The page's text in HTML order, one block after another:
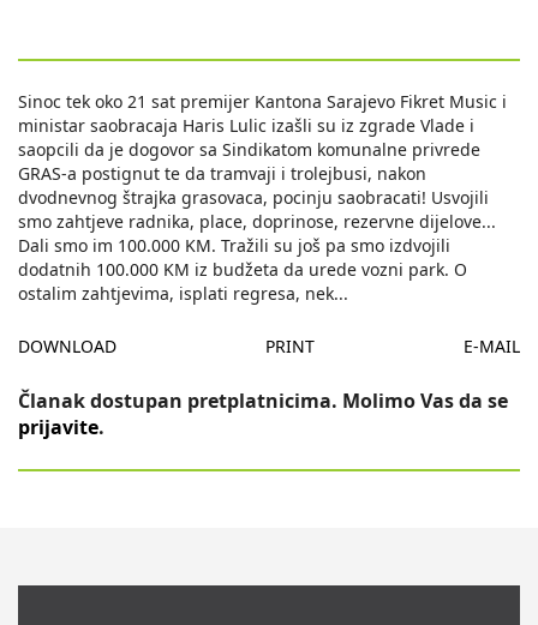
Sinoc tek oko 21 sat premijer Kantona Sarajevo Fikret Music i
ministar saobracaja Haris Lulic izašli su iz zgrade Vlade i
saopcili da je dogovor sa Sindikatom komunalne privrede
GRAS-a postignut te da tramvaji i trolejbusi, nakon
dvodnevnog štrajka grasovaca, pocinju saobracati! Usvojili
smo zahtjeve radnika, place, doprinose, rezervne dijelove...
Dali smo im 100.000 KM. Tražili su još pa smo izdvojili
dodatnih 100.000 KM iz budžeta da urede vozni park. O
ostalim zahtjevima, isplati regresa, nek...
DOWNLOAD PRINT E-MAIL
Članak dostupan pretplatnicima. Molimo Vas da se
prijavite.